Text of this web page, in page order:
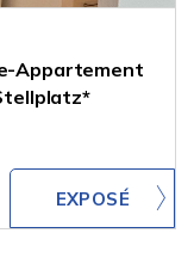
Appartement